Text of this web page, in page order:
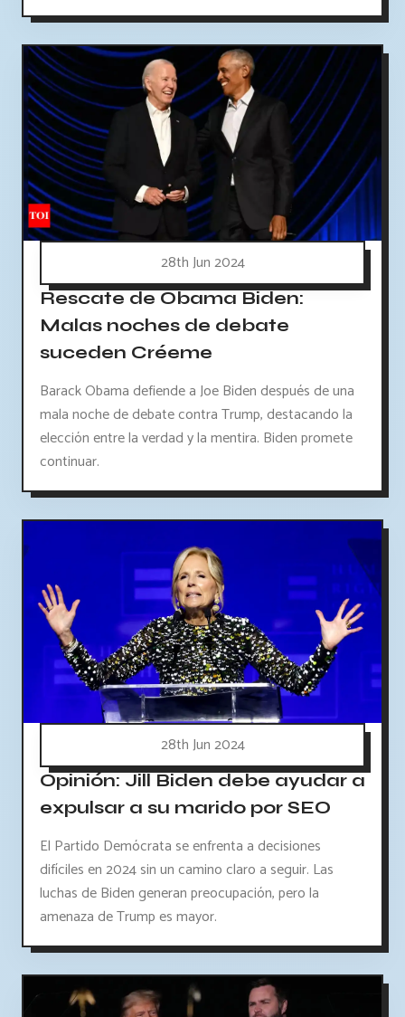
28th Jun 2024
Rescate de Obama Biden:
Malas noches de debate
suceden Créeme
Barack Obama defiende a Joe Biden después de una
mala noche de debate contra Trump, destacando la
elección entre la verdad y la mentira. Biden promete
continuar.
28th Jun 2024
Opinión: Jill Biden debe ayudar a
expulsar a su marido por SEO
El Partido Demócrata se enfrenta a decisiones
difíciles en 2024 sin un camino claro a seguir. Las
luchas de Biden generan preocupación, pero la
amenaza de Trump es mayor.